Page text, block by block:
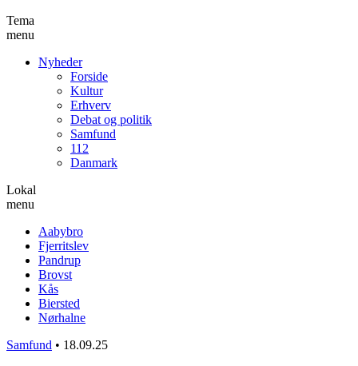
Tema
menu
Nyheder
Forside
Kultur
Erhverv
Debat og politik
Samfund
112
Danmark
Lokal
menu
Aabybro
Fjerritslev
Pandrup
Brovst
Kås
Biersted
Nørhalne
Samfund • 18.09.25